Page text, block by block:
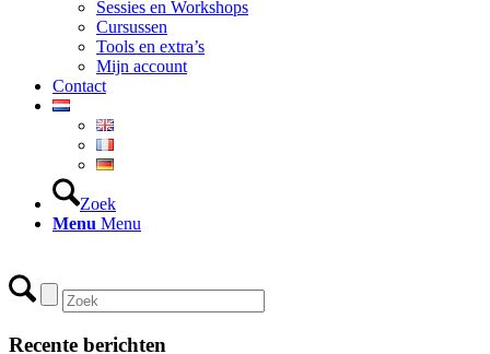
Sessies en Workshops
Cursussen
Tools en extra’s
Mijn account
Contact
Zoek
Menu Menu
Recente berichten